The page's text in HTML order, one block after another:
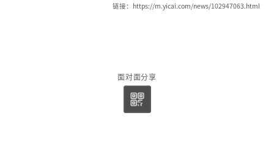
链接：https://m.yicai.com/news/102947063.html
面对面分享